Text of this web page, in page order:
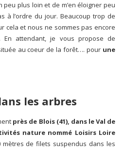
peu plus loin et de m’en éloigner peu
à l’ordre du jour. Beaucoup trop de
cela et nous ne sommes pas encore
attendant, je vous propose de
au coeur de la forêt…. pour une
les arbres
près de Blois (41), dans le Val de
nature nommé Loisirs Loire
mètres de filets suspendus dans les